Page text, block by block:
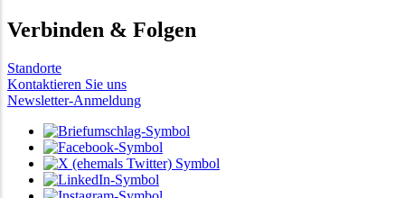
Verbinden & Folgen
Standorte
Kontaktieren Sie uns
Newsletter-Anmeldung